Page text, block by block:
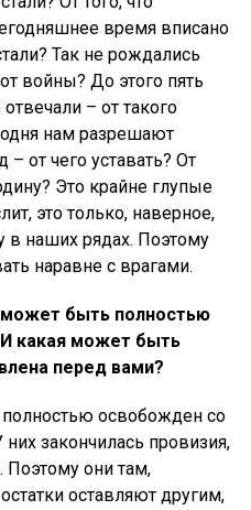
время вписано
Так не рождались
войны? До этого пять
– от такого
нам разрешают
от чего уставать? От
Это крайне глупые
это только, наверное,
в наших рядах. Поэтому
наравне с врагами.
может быть полностью
какая может быть
перед вами?
освобожден со
закончилась провизия,
Поэтому они там,
оставляют другим,